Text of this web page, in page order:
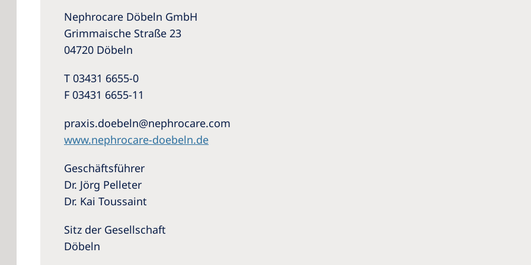
Nephrocare Döbeln GmbH
Grimmaische Straße 23
04720 Döbeln
T 03431 6655-0
F 03431 6655-11
praxis.doebeln@nephrocare.com
www.nephrocare-doebeln.de
Geschäftsführer
Dr. Jörg Pelleter
Dr. Kai Toussaint
Sitz der Gesellschaft
Döbeln